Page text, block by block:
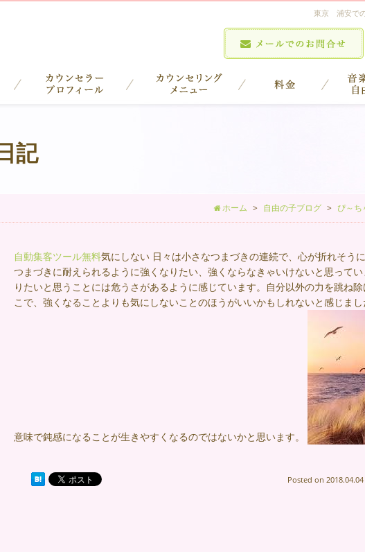
東京 浦安で
記
ホーム 自由の子ブログ ぴ～ち
自動集客ツール無料気にしない 日々は小さなつまづきの連続で、心が折れそう
つまづきに耐えられるように強くなりたい、強くならなきゃいけないと思って
りたいと思うことには危うさがあるように感じています。自分以外の力を跳ね
こで、強くなることよりも気にしないことのほうがいいかもしれないと感じま
意味で鈍感になることが生きやすくなるのではないかと思います。
Posted on